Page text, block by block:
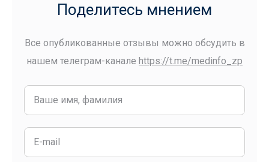
Поделитесь мнением
Все опубликованные отзывы можно обсудить в
нашем телеграм-канале https://t.me/medinfo_zp